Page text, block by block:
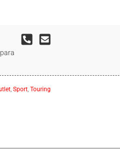
, Sport, Touring